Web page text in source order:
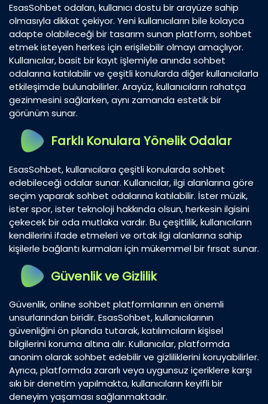
EsasSohbet odaları, kullanıcı dostu bir arayüze sahip
olmasıyla dikkat çekiyor. Yeni kullanıcıların bile kolayca
adapte olabileceği bir tasarım sunan platform, sohbet
etmek isteyen herkes için erişilebilir olmayı amaçlıyor.
Kullanıcılar, basit bir kayıt işlemiyle anında sohbet
odalarına katılabilir ve çeşitli konularda diğer kullanıcılarla
etkileşimde bulunabilirler. Arayüz, kullanıcıların rahatça
gezinmesini sağlarken, aynı zamanda estetik bir
görünüm sunar.
Farklı Konulara Yönelik Odalar
EsasSohbet, kullanıcılara çeşitli konularda sohbet
edebileceği odalar sunar. Kullanıcılar, ilgi alanlarına göre
seçim yaparak sohbet odalarına katılabilir. İster müzik,
ister spor, ister teknoloji hakkında olsun, herkesin ilgisini
çekecek bir oda mutlaka vardır. Bu çeşitlilik, kullanıcıların
kendilerini ifade etmeleri ve ortak ilgi alanlarına sahip
kişilerle bağlantı kurmaları için mükemmel bir fırsat sunar.
Güvenlik ve Gizlilik
Güvenlik, online sohbet platformlarının en önemli
unsurlarından biridir. EsasSohbet, kullanıcılarının
güvenliğini ön planda tutarak, katılımcıların kişisel
bilgilerini koruma altına alır. Kullanıcılar, platformda
anonim olarak sohbet edebilir ve gizliliklerini koruyabilirler.
Ayrıca, platformda zararlı veya uygunsuz içeriklere karşı
sıkı bir denetim yapılmakta, kullanıcıların keyifli bir
deneyim yaşaması sağlanmaktadır.